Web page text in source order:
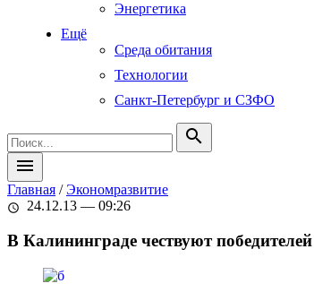
Энергетика
Ещё
Среда обитания
Технологии
Санкт-Петербург и СЗФО
search
menu
Главная /Экономразвитие
schedule 24.12.13 — 09:26
В Калининграде чествуют